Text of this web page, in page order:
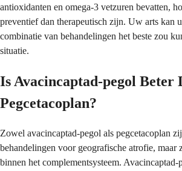
antioxidanten en omega-3 vetzuren bevatten,
preventief dan therapeutisch zijn. Uw arts kan
combinatie van behandelingen het beste zou
situatie.
Is Avacincaptad-pegol Beter
Pegcetacoplan?
Zowel avacincaptad-pegol als pegcetacoplan
behandelingen voor geografische atrofie, maar
binnen het complementsysteem.